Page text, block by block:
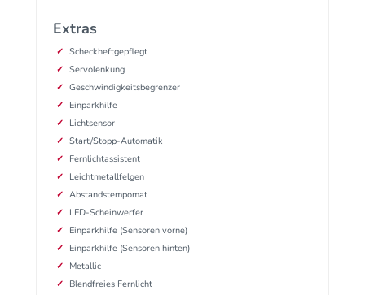
Extras
Scheckheftgepflegt
Servolenkung
Geschwindigkeitsbegrenzer
Einparkhilfe
Lichtsensor
Start/Stopp-Automatik
Fernlichtassistent
Leichtmetallfelgen
Abstandstempomat
LED-Scheinwerfer
Einparkhilfe (Sensoren vorne)
Einparkhilfe (Sensoren hinten)
Metallic
Blendfreies Fernlicht